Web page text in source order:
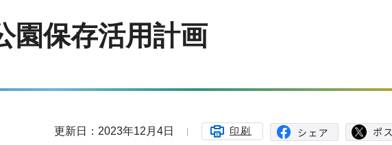
園保存活用計画
更新日：2023年12月4日 印刷